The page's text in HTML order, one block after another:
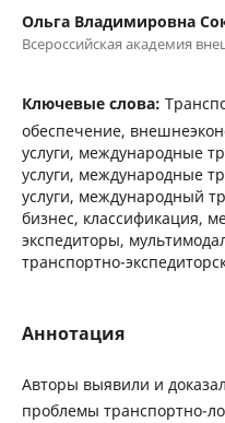
Ольга Владимировна
Всероссийская академия
Ключевые слова:
обеспечение,
услуги, международные
услуги, международные
услуги, международный
бизнес, классификация,
экспедиторы,
транспортно-
Аннотация
Авторы выявили и
проблемы транспортно-